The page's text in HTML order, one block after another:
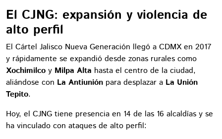
El CJNG: expansión y violencia de
alto perfil
El Cártel Jalisco Nueva Generación llegó a CDMX en 2017
y rápidamente se expandió desde zonas rurales como
Xochimilco y Milpa Alta hasta el centro de la ciudad,
aliándose con La Antiunión para desplazar a La Unión
Tepito.
Hoy, el CJNG tiene presencia en 14 de las 16 alcaldías y se
ha vinculado con ataques de alto perfil: